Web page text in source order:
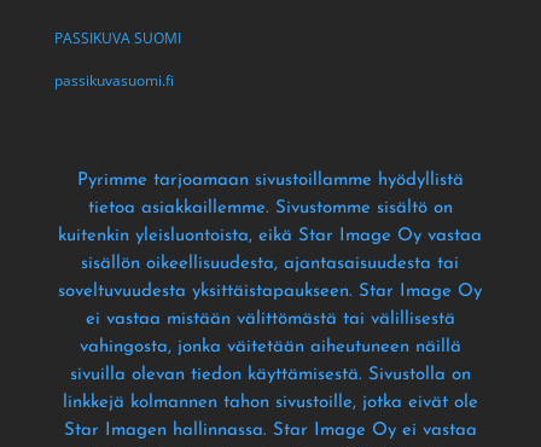
PASSIKUVA SUOMI
passikuvasuomi.fi
Pyrimme tarjoamaan sivustoillamme hyödyllistä
tietoa asiakkaillemme. Sivustomme sisältö on
kuitenkin yleisluontoista, eikä Star Image Oy vastaa
sisällön oikeellisuudesta, ajantasaisuudesta tai
soveltuvuudesta yksittäistapaukseen. Star Image Oy
ei vastaa mistään välittömästä tai välillisestä
vahingosta, jonka väitetään aiheutuneen näillä
sivuilla olevan tiedon käyttämisestä. Sivustolla on
linkkejä kolmannen tahon sivustoille, jotka eivät ole
Star Imagen hallinnassa. Star Image Oy ei vastaa